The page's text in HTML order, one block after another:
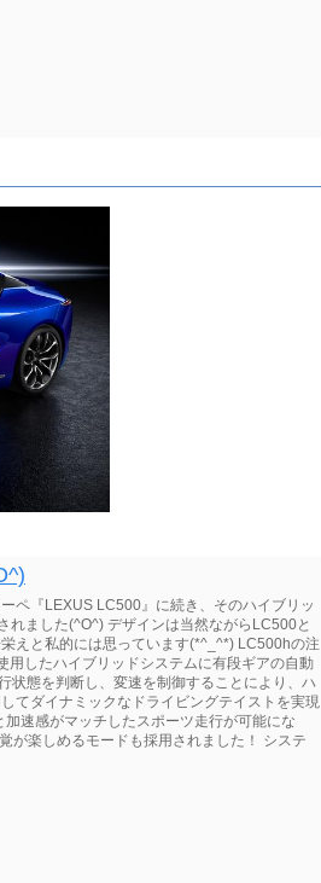
ペ『LEXUS LC500』に続き、そのハイブリッ
れました(^O^) デザインは当然ながらLC500と
えと私的には思っています(*^_^*) LC500hの注
用したハイブリッドシステムに有段ギアの自動
状態を判断し、変速を制御することにより、ハ
てダイナミックなドライビングテイストを実現
速感がマッチしたスポーツ走行が可能にな
が楽しめるモードも採用されました！ システ